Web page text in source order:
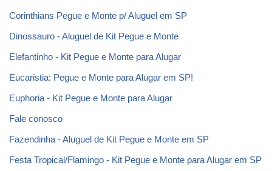
Corinthians Pegue e Monte p/ Aluguel em SP
Dinossauro - Aluguel de Kit Pegue e Monte
Elefantinho - Kit Pegue e Monte para Alugar
Eucaristia: Pegue e Monte para Alugar em SP!
Euphoria - Kit Pegue e Monte para Alugar
Fale conosco
Fazendinha - Aluguel de Kit Pegue e Monte em SP
Festa Tropical/Flamingo - Kit Pegue e Monte para Alugar em SP